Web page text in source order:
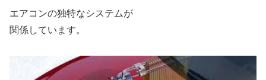
エアコンの独特なシステムが
関係しています。